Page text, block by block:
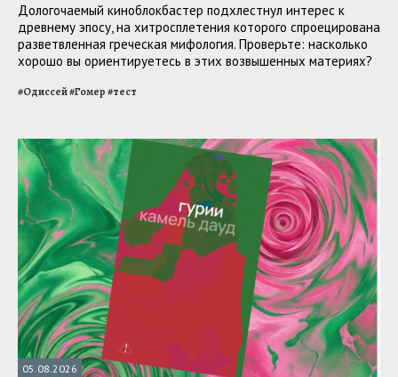
Дологочаемый киноблокбастер подхлестнул интерес к
древнему эпосу, на хитросплетения которого спроецирована
разветвленная греческая мифология. Проверьте: насколько
хорошо вы ориентируетесь в этих возвышенных материях?
#Одиссей#Гомер#тест
05.08.2026